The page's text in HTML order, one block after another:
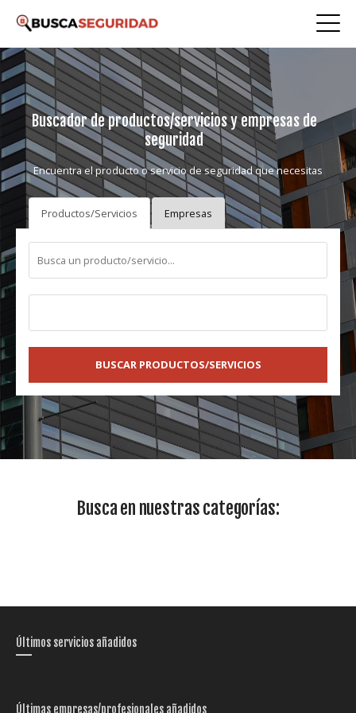
Buscador de productos/servicios y empresas de
seguridad
Encuentra el producto o servicio de seguridad que necesitas
Productos/Servicios Empresas
BUSCAR PRODUCTOS/SERVICIOS
Busca en nuestras categorías:
Últimos servicios añadidos
Últimas empresas/profesionales añadidos